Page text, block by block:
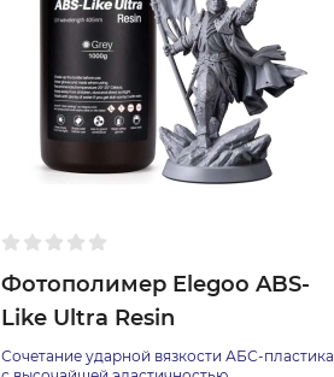
Фотополимер Elegoo ABS-
Like Ultra Resin
Сочетание ударной вязкости АБС-пластика